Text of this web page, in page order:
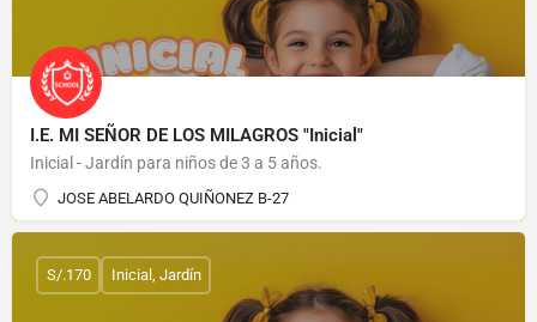
I.E. MI SEÑOR DE LOS MILAGROS "Inicial"
Inicial - Jardín para niños de 3 a 5 años.
JOSE ABELARDO QUIÑONEZ B-27
S/.170 Inicial, Jardín